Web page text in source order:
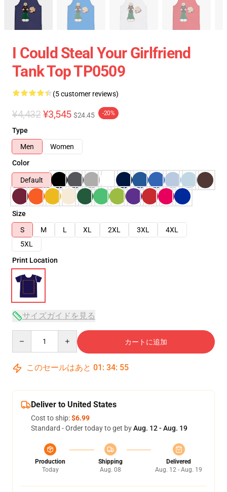
I Could Steal Your Girlfriend
Tank Top TP0509
(5 customer reviews)
¥4,432 ¥3,545 $24.45 -20%
Type
Men
Women
Color
Default
Size
S
M L XL 2XL 3XL
4XL
5XL
Print Location
サイズガイドを見る
カートに追加
このセールはあと 01 : 34: 54
Deliver to United States
Cost to ship:$6.99
Standard - Order today to get byAug. 12 - Aug. 19
Production
Today
Shipping
Aug. 08
Delivered
Aug. 12 - Aug. 19